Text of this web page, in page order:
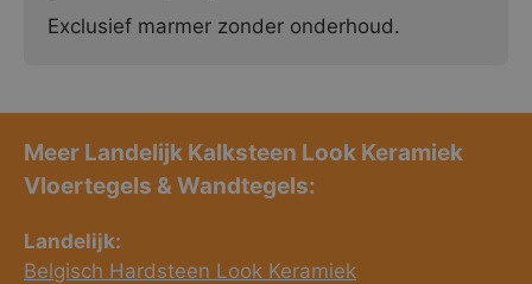
Exclusief marmer zonder onderhoud.
Meer Landelijk Kalksteen Look Keramiek
Vloertegels & Wandtegels:
Landelijk:
Belgisch Hardsteen Look Keramiek